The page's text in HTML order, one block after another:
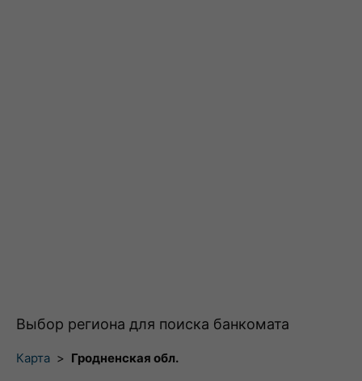
Выбор региона для поиска банкомата
Карта > Гродненская обл.